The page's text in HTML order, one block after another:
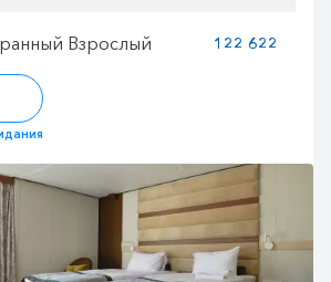
Взрослый 122 622